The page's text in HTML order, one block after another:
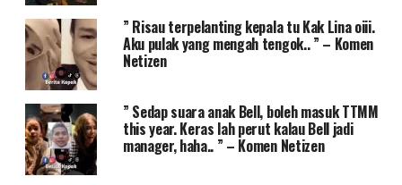
” Risau terpelanting kepala tu Kak Lina oiii.
Aku pulak yang mengah tengok.. ” – Komen
Netizen
” Sedap suara anak Bell, boleh masuk TTMM
this year. Keras lah perut kalau Bell jadi
manager, haha.. ” – Komen Netizen